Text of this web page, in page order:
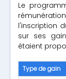
Le
l'inscription
sur ses
étaient
Type de gain